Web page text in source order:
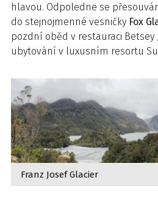
hlavou. Odpoledne se
do stejnojmenné vesničky Fox
pozdní oběd v restauraci Betsey
ubytování v luxusním resortu
Franz Josef Glacier